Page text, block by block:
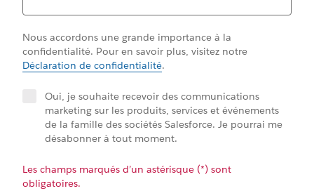
Nous accordons une grande importance à la
confidentialité. Pour en savoir plus, visitez notre
Déclaration de confidentialité.
Oui, je souhaite recevoir des communications
marketing sur les produits, services et événements
de la famille des sociétés Salesforce. Je pourrai me
désabonner à tout moment.
Les champs marqués d’un astérisque (*) sont
obligatoires.